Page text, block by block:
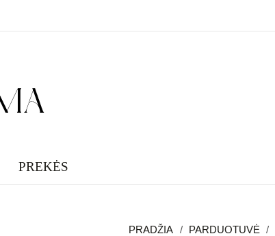
PREKĖS
PRADŽIA / PARDUOTUVĖ /